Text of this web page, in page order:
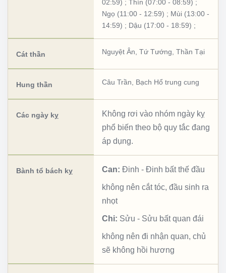
02:59) ; Thìn (07:00 - 08:59) ;
Ngọ (11:00 - 12:59) ; Mùi (13:00 -
14:59) ; Dậu (17:00 - 18:59) ;
Cát thần Nguyệt Ân Tứ Tướng Thần Tại
Hung thần Câu Trần Bạch Hổ trung cung
Các ngày kỵ
Không rơi vào nhóm ngày kỵ
phổ biến theo bộ quy tắc đang
áp dụng.
Bành tổ bách kỵ Can: Đinh - Đinh bất thế đầu
không nên cắt tóc, đầu sinh ra
nhọt
Chi: Sửu - Sửu bất quan đái
không nên đi nhận quan, chủ
sẽ không hồi hương